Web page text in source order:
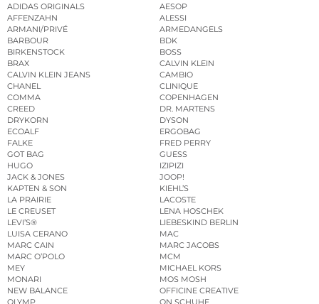
ADIDAS ORIGINALS
AESOP
AFFENZAHN
ALESSI
ARMANI/PRIVÉ
ARMEDANGELS
BARBOUR
BDK
BIRKENSTOCK
BOSS
BRAX
CALVIN KLEIN
CALVIN KLEIN JEANS
CAMBIO
CHANEL
CLINIQUE
COMMA
COPENHAGEN
CREED
DR. MARTENS
DRYKORN
DYSON
ECOALF
ERGOBAG
FALKE
FRED PERRY
GOT BAG
GUESS
HUGO
IZIPIZI
JACK & JONES
JOOP!
KAPTEN & SON
KIEHL’S
LA PRAIRIE
LACOSTE
LE CREUSET
LENA HOSCHEK
LEVI’S®
LIEBESKIND BERLIN
LUISA CERANO
MAC
MARC CAIN
MARC JACOBS
MARC O’POLO
MCM
MEY
MICHAEL KORS
MONARI
MOS MOSH
NEW BALANCE
OFFICINE CREATIVE
OLYMP
ON SCHUHE